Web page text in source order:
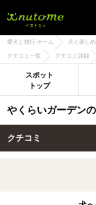
愛犬と旅行 ホーム 犬と楽し
クチコミ一覧 クチコミ詳細
スポット
トップ
やくらいガーデン
クチコミ